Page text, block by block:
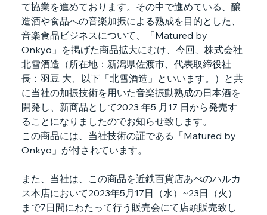
て協業を進めております。その中で進めている、醸
造酒や食品への音楽加振による熟成を目的とした、
音楽食品ビジネスについて、「Matured by
Onkyo」を掲げた商品拡大にむけ、今回、株式会社
北雪酒造（所在地：新潟県佐渡市、代表取締役社
長：羽豆 大、以下「北雪酒造」といいます。）と共
に当社の加振技術を用いた音楽振動熟成の日本酒を
開発し、新商品として2023 年5 月17 日から発売す
ることになりましたのでお知らせ致します。
この商品には、当社技術の証である「Matured by
Onkyo」が付されています。
また、当社は、この商品を近鉄百貨店あべのハルカ
ス本店において2023年5月17日（水）~23日（火）
まで7日間にわたって行う販売会にて店頭販売致し